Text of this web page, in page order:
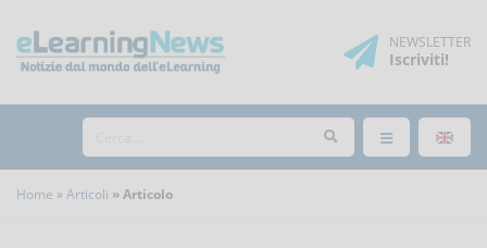
NEWSLETTER
Iscriviti!
Home Articoli Articolo